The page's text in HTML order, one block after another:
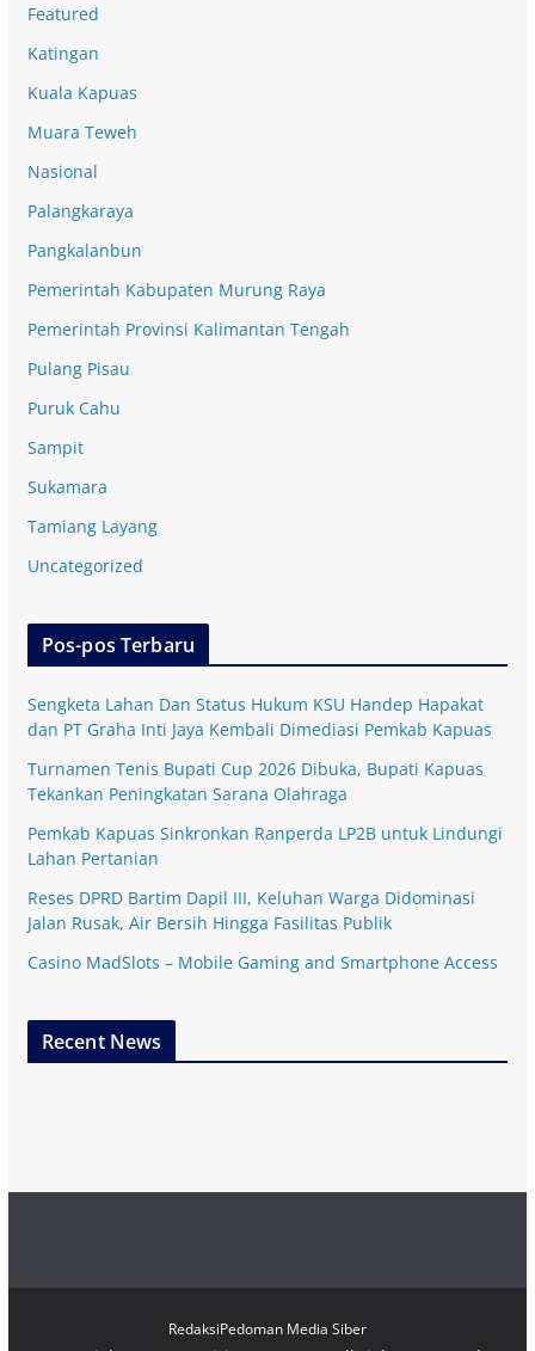
Featured
Katingan
Kuala Kapuas
Muara Teweh
Nasional
Palangkaraya
Pangkalanbun
Pemerintah Kabupaten Murung Raya
Pemerintah Provinsi Kalimantan Tengah
Pulang Pisau
Puruk Cahu
Sampit
Sukamara
Tamiang Layang
Uncategorized
Pos-pos Terbaru
Sengketa Lahan Dan Status Hukum KSU Handep Hapakat
dan PT Graha Inti Jaya Kembali Dimediasi Pemkab Kapuas
Turnamen Tenis Bupati Cup 2026 Dibuka, Bupati Kapuas
Tekankan Peningkatan Sarana Olahraga
Pemkab Kapuas Sinkronkan Ranperda LP2B untuk Lindungi
Lahan Pertanian
Reses DPRD Bartim Dapil III, Keluhan Warga Didominasi
Jalan Rusak, Air Bersih Hingga Fasilitas Publik
Casino MadSlots – Mobile Gaming and Smartphone Access
Recent News
RedaksiPedoman Media Siber